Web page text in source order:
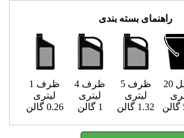
راهنمای بسته بندی
سطل 20
ظرف 5
لیتری
1.32 گالن
ظرف 4
لیتری
1 گالن
ظرف 1
لیتری
0.26 گالن